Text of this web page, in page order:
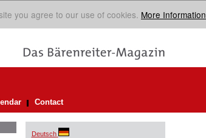
you agree to our use of cookies. More Information
Contact
Deutsch